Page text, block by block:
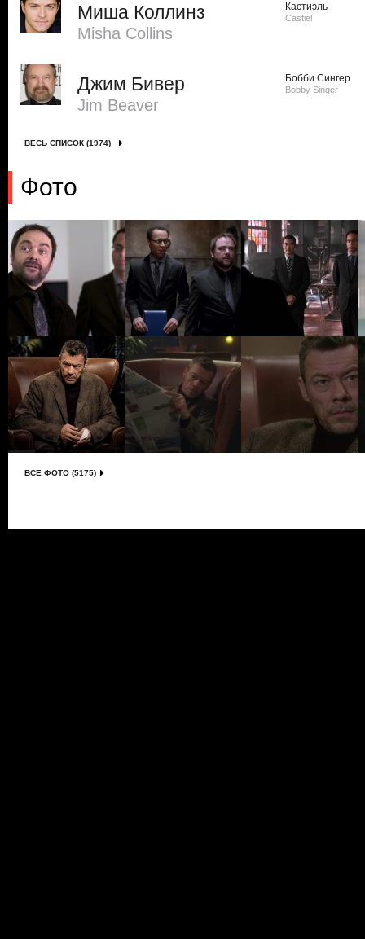
Миша Коллинз
Misha Collins
Кастиэль
Castiel
Джим Бивер
Jim Beaver
Бобби Сингер
Bobby Singer
ВЕСЬ СПИСОК (1974)
Фото
ВСЕ ФОТО (5175)